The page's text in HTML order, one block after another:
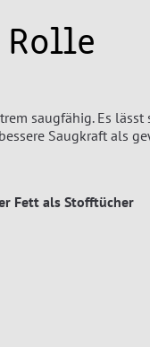
Rolle
saugfähig. Es
Saugkraft als
Fett als Stofftücher